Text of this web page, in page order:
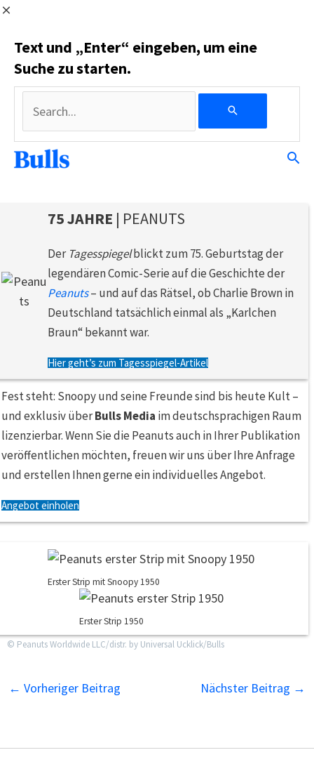
Text und „Enter“ eingeben, um eine
Suche zu starten.
75 JAHRE | PEANUTS
Der Tagesspiegelblickt zum 75. Geburtstag der
legendären Comic-Serie auf die Geschichte der
Peanuts– und auf das Rätsel, ob Charlie Brown in
Deutschland tatsächlich einmal als „Karlchen
Braun“ bekannt war.
Hier geht’s zum Tagesspiegel-Artikel
Fest steht: Snoopy und seine Freunde sind bis heute Kult –
und exklusiv überBulls Media im deutschsprachigen Raum
lizenzierbar. Wenn Sie die Peanuts auch in Ihrer Publikation
veröffentlichen möchten, freuen wir uns über Ihre Anfrage
und erstellen Ihnen gerne ein individuelles Angebot.
Angebot einholen
Erster Strip mit Snoopy 1950
Erster Strip 1950
© Peanuts Worldwide LLC/distr. by Universal Ucklick/Bulls
← Vorheriger Beitrag Nächster Beitrag →
Search...